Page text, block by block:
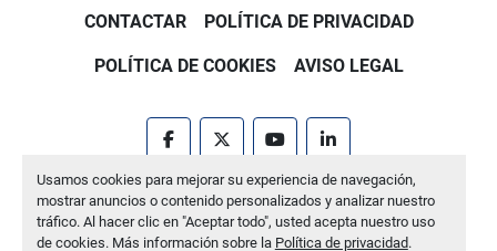
Usamos cookies para mejorar su experiencia de navegación,
mostrar anuncios o contenido personalizados y analizar nuestro
tráfico. Al hacer clic en "Aceptar todo", usted acepta nuestro uso
de cookies. Más información sobre la Política de privacidad.
CONTACTAR POLÍTICA DE PRIVACIDAD
POLÍTICA DE COOKIES AVISO LEGAL
facebooktwitter youtubelinkedin
Machinio Systemsitio web deMachinio
Administrar cookies